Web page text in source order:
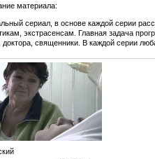
материала:
сериал, в основе каждой серии
экстрасенсам. Главная задача
доктора, священники. В каждой серии